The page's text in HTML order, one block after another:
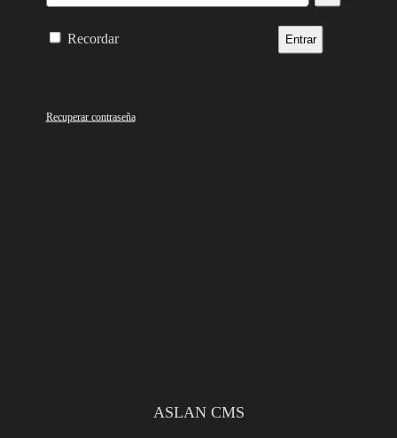
Recordar Entrar
Recuperar contraseña
ASLAN CMS